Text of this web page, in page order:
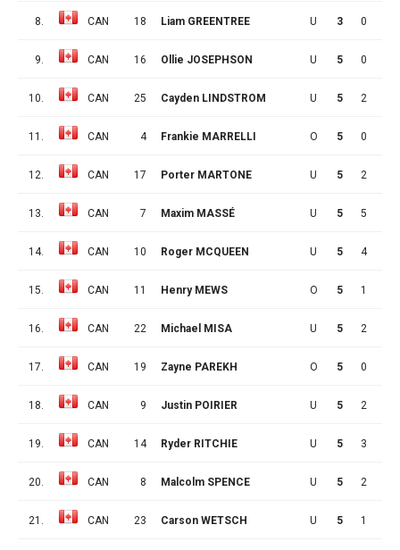
8. CAN 18 Liam GREENTREE U 3 0
9. CAN 16 Ollie JOSEPHSON U 5 0
10. CAN 25 Cayden LINDSTROM U 5 2
11. CAN 4 Frankie MARRELLI O 5 0
12. CAN 17 Porter MARTONE U 5 2
13. CAN 7 Maxim MASSÉ U 5 5
14. CAN 10 Roger MCQUEEN U 5 4
15. CAN 11 Henry MEWS O 5 1
16. CAN 22 Michael MISA U 5 2
17. CAN 19 Zayne PAREKH O 5 0
18. CAN 9 Justin POIRIER U 5 2
19. CAN 14 Ryder RITCHIE U 5 3
20. CAN 8 Malcolm SPENCE U 5 2
21. CAN 23 Carson WETSCH U 5 1